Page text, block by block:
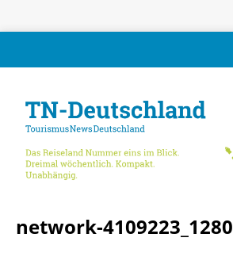
network-4109223_1280